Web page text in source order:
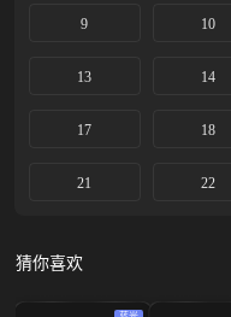
9 10
13 14
17 18
21 22
猜你喜欢